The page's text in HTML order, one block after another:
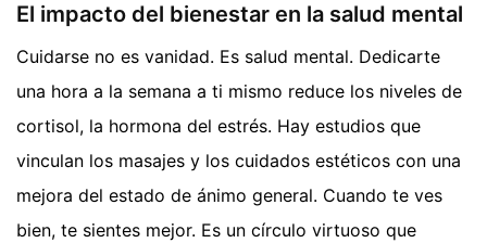
El impacto del bienestar en la salud mental
Cuidarse no es vanidad. Es salud mental. Dedicarte
una hora a la semana a ti mismo reduce los niveles de
cortisol, la hormona del estrés. Hay estudios que
vinculan los masajes y los cuidados estéticos con una
mejora del estado de ánimo general. Cuando te ves
bien, te sientes mejor. Es un círculo virtuoso que